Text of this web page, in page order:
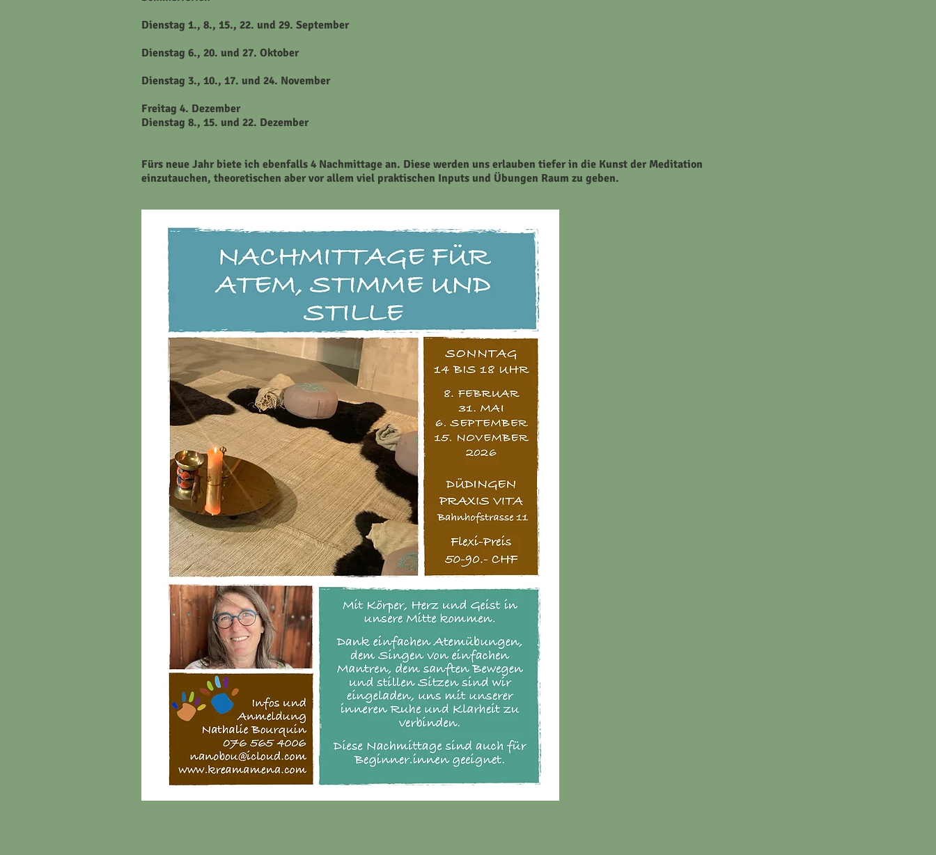
Dienstag 1., 8., 15., 22. und 29. September
Dienstag 6., 20. und 27. Oktober
Dienstag 3., 10., 17. und 24. November
Freitag 4. Dezember
Dienstag 8., 15. und 22. Dezember
Fürs neue Jahr biete ich ebenfalls 4 Nachmittage an. Diese werden uns erlauben tiefer in die Kunst der Meditation
einzutauchen, theoretischen aber vor allem viel praktischen Inputs und Übungen Raum zu geben.